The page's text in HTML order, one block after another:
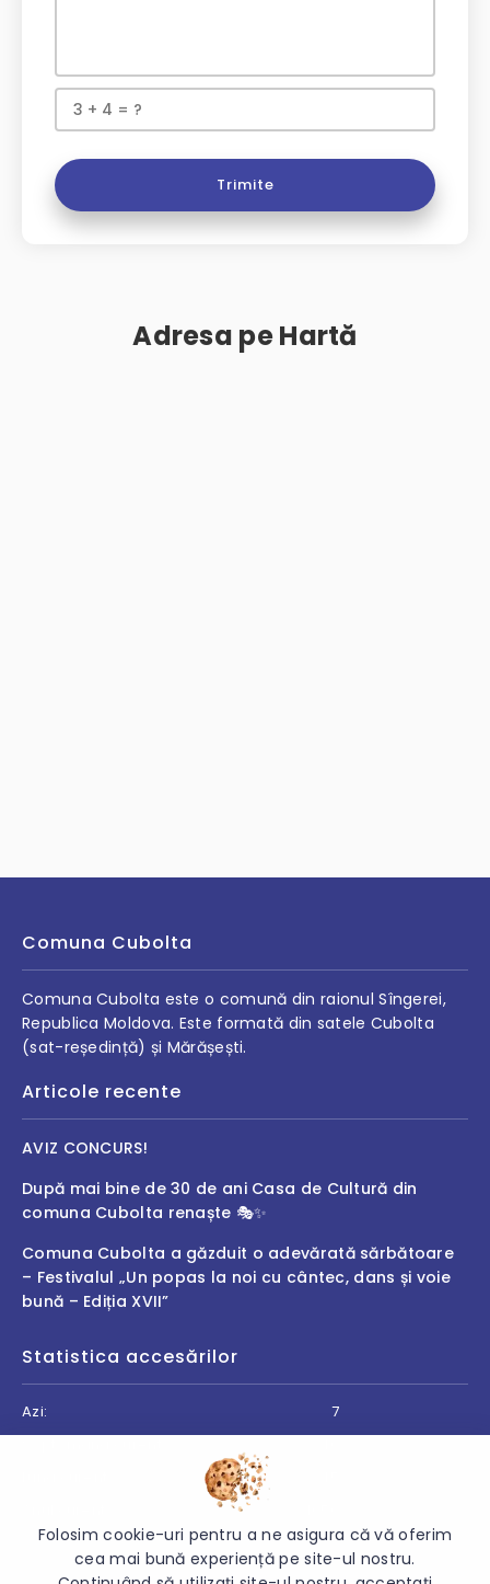
Trimite
Adresa pe Hartă
Comuna Cubolta
Comuna Cubolta este o comună din raionul Sîngerei,
Republica Moldova. Este formată din satele Cubolta
(sat-reședință) și Mărășești.
Articole recente
AVIZ CONCURS!
După mai bine de 30 de ani Casa de Cultură din
comuna Cubolta renaște 🎭✨
Comuna Cubolta a găzduit o adevărată sărbătoare
– Festivalul „Un popas la noi cu cântec, dans și voie
bună – Ediția XVII”
Statistica accesărilor
Azi:
7
Folosim cookie-uri pentru a ne asigura că vă oferim
cea mai bună experiență pe site-ul nostru.